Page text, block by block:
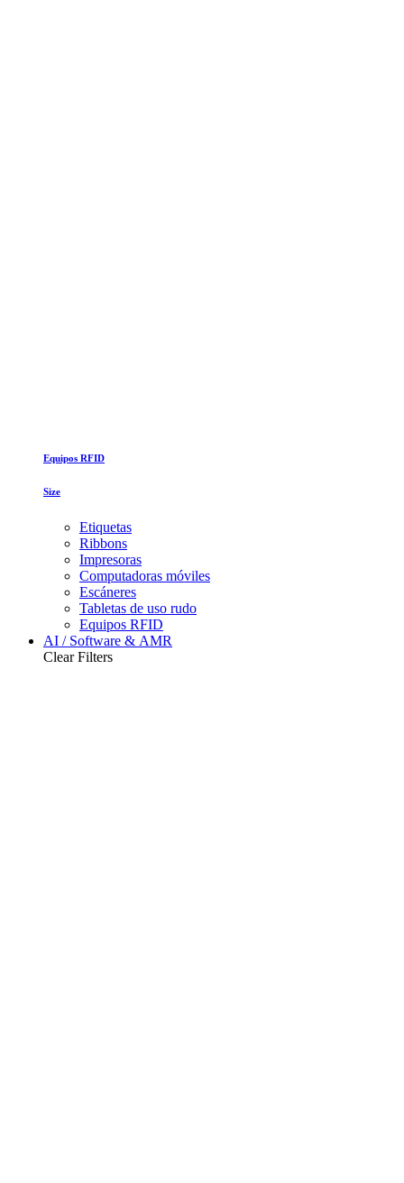
Equipos RFID
Size
Etiquetas
Ribbons
Impresoras
Computadoras móviles
Escáneres
Tabletas de uso rudo
Equipos RFID
AI / Software & AMR
Clear Filters